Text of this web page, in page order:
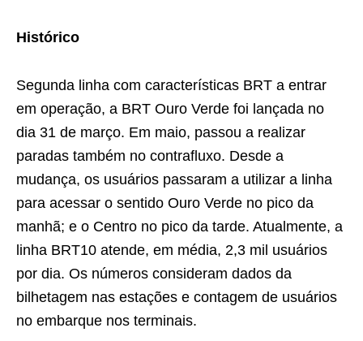
Histórico
Segunda linha com características BRT a entrar
em operação, a BRT Ouro Verde foi lançada no
dia 31 de março. Em maio, passou a realizar
paradas também no contrafluxo. Desde a
mudança, os usuários passaram a utilizar a linha
para acessar o sentido Ouro Verde no pico da
manhã; e o Centro no pico da tarde. Atualmente, a
linha BRT10 atende, em média, 2,3 mil usuários
por dia. Os números consideram dados da
bilhetagem nas estações e contagem de usuários
no embarque nos terminais.